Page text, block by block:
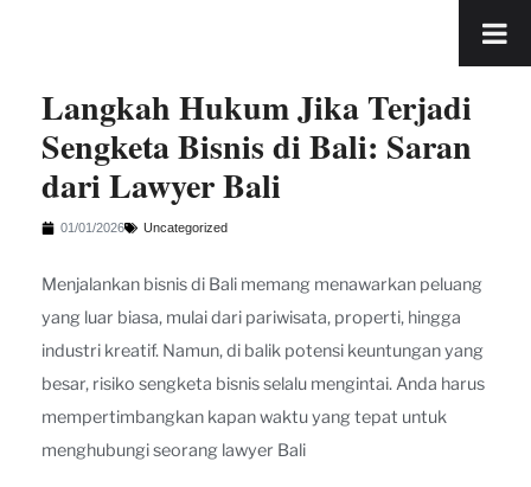
Langkah Hukum Jika Terjadi
Sengketa Bisnis di Bali: Saran
dari Lawyer Bali
01/01/2026 Uncategorized
Menjalankan bisnis di Bali memang menawarkan peluang
yang luar biasa, mulai dari pariwisata, properti, hingga
industri kreatif. Namun, di balik potensi keuntungan yang
besar, risiko sengketa bisnis selalu mengintai. Anda harus
mempertimbangkan kapan waktu yang tepat untuk
menghubungi seorang lawyer Bali